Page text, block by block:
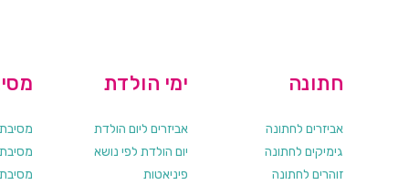
מסיבת
מסיבת
מסיבת
ימי הולדת
אביזרים ליום הולדת
יום הולדת לפי נושא
פיניאטות
חתונה
אביזרים לחתונה
גימיקים לחתונה
זוהרים לחתונה